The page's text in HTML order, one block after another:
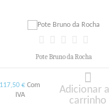
Pote Bruno da Rocha
98,74 €Com
IVA
Adicionar
carrinho